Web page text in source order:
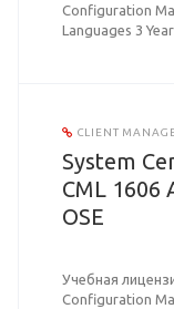
Configuration
Languages 3
CLIENT
System
CML 1606
OSE
Учебная
Configuration